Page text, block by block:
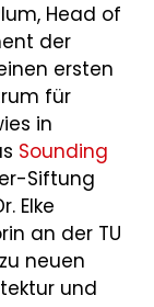
Head of
der
ersten
für
in
Sounding
Siftung
Elke
an der TU
neuen
und